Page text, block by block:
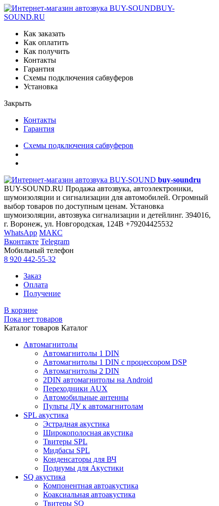
BUY-
SOUND.RU
Как заказать
Как оплатить
Как получить
Контакты
Гарантия
Схемы подключения сабвуферов
Установка
Закрыть
Контакты
Гарантия
Схемы подключения сабвуферов
buy-soundru
BUY-SOUND.RU Продажа автозвука, автоэлектроники,
шумоизоляции и сигнализации для автомобилей. Огромный
выбор товаров по доступным ценам. Установка
шумоизоляции, автозвука сигнализации и детейлинг. 394016,
г. Воронеж, ул. Новгородская, 124В +79204425532
WhatsApp МАКС
Вконтакте Telegram
Мобильный телефон
8 920 442-55-32
Заказ
Оплата
Получение
В корзине
Пока нет товаров
Каталог товаров Каталог
Автомагнитолы
Автомагнитолы 1 DIN
Автомагнитолы 1 DIN с процессором DSP
Автомагнитолы 2 DIN
2DIN автомагнитолы на Android
Переходники AUX
Автомобильные антенны
Пульты ДУ к автомагнитолам
SPL акустика
Эстрадная акустика
Широкополосная акустика
Твитеры SPL
Мидбасы SPL
Конденсаторы для ВЧ
Подиумы для Акустики
SQ акустика
Компонентная автоакустика
Коаксиальная автоакустика
Твитеры SQ